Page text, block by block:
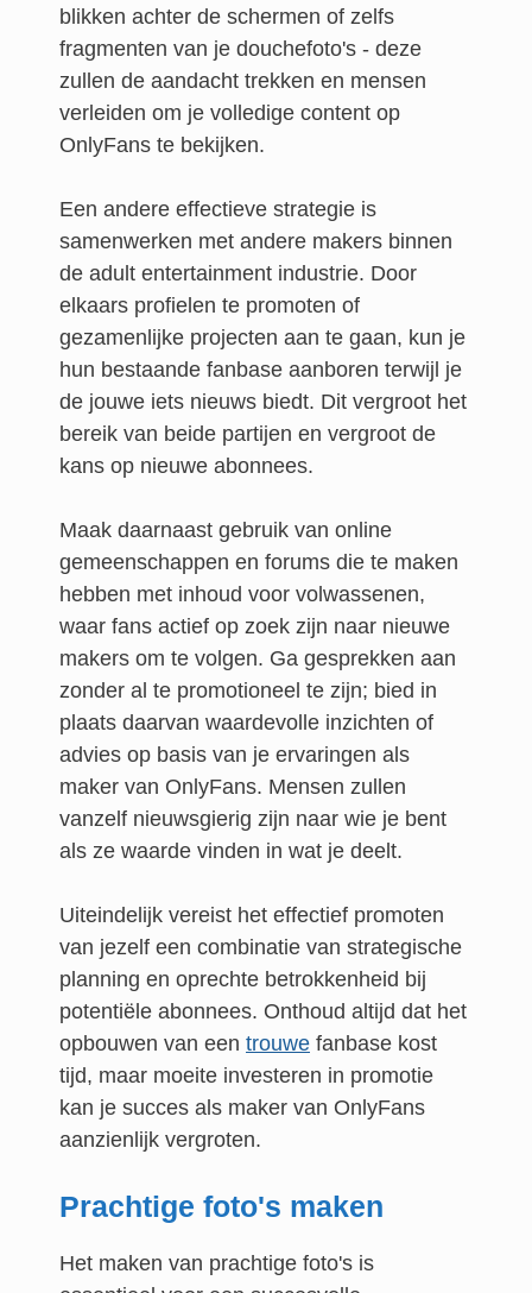
blikken achter de schermen of zelfs
fragmenten van je douchefoto's - deze
zullen de aandacht trekken en mensen
verleiden om je volledige content op
OnlyFans te bekijken.
Een andere effectieve strategie is
samenwerken met andere makers binnen
de adult entertainment industrie. Door
elkaars profielen te promoten of
gezamenlijke projecten aan te gaan, kun je
hun bestaande fanbase aanboren terwijl je
de jouwe iets nieuws biedt. Dit vergroot het
bereik van beide partijen en vergroot de
kans op nieuwe abonnees.
Maak daarnaast gebruik van online
gemeenschappen en forums die te maken
hebben met inhoud voor volwassenen,
waar fans actief op zoek zijn naar nieuwe
makers om te volgen. Ga gesprekken aan
zonder al te promotioneel te zijn; bied in
plaats daarvan waardevolle inzichten of
advies op basis van je ervaringen als
maker van OnlyFans. Mensen zullen
vanzelf nieuwsgierig zijn naar wie je bent
als ze waarde vinden in wat je deelt.
Uiteindelijk vereist het effectief promoten
van jezelf een combinatie van strategische
planning en oprechte betrokkenheid bij
potentiële abonnees. Onthoud altijd dat het
opbouwen van een trouwe fanbase kost
tijd, maar moeite investeren in promotie
kan je succes als maker van OnlyFans
aanzienlijk vergroten.
Prachtige foto's maken
Het maken van prachtige foto's is